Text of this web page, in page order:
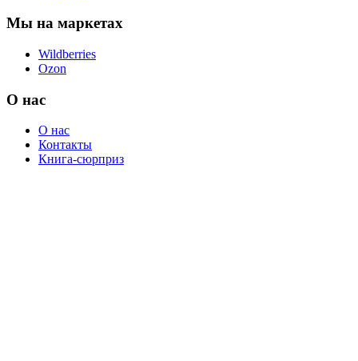
Мы на маркетах
Wildberries
Ozon
О нас
О нас
Контакты
Книга-сюрприз